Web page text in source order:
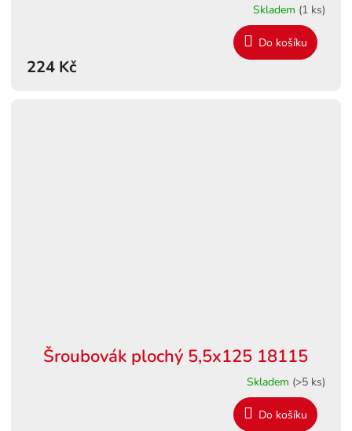
Skladem (1 ks)
224 Kč
Do košíku
Šroubovák plochý 5,5x125 18115
Skladem (>5 ks)
Do košíku